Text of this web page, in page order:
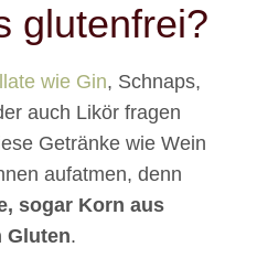
glutenfrei?
wie Gin, Schnaps,
auch Likör fragen
Getränke wie Wein
aufatmen, denn
sogar Korn aus
Gluten.